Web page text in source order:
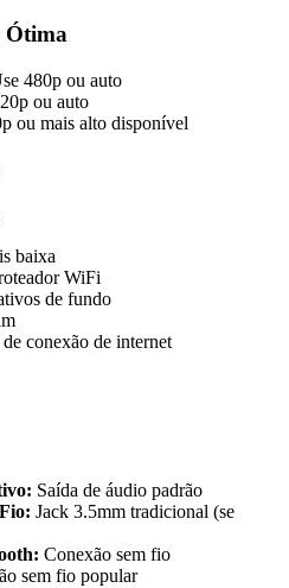
Ótima
480p ou auto
ou auto
ou mais alto disponível
baixa
WiFi
de fundo
conexão de internet
Saída de áudio padrão
Jack 3.5mm tradicional (se
Conexão sem fio
sem fio popular